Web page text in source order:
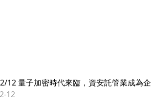
12 量子加密時代來臨，資安託管業成為
12